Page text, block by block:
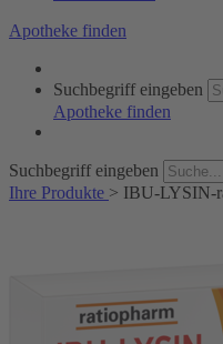
Apotheke finden
Suchbegriff eingeben
Apotheke finden
Suchbegriff eingeben
Ihre Produkte > IBU-LYSIN-